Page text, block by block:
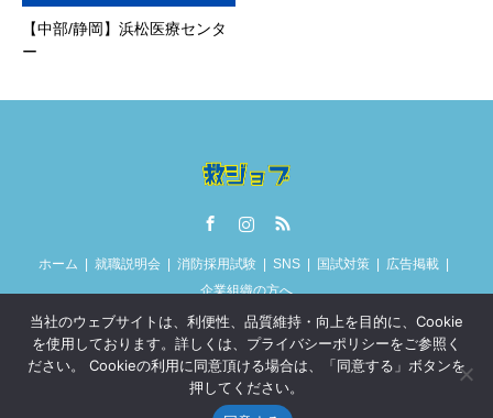
【中部/静岡】浜松医療センタ
ー
ホーム 就職説明会 消防採用試験 SNS 国試対策
広告掲載
企業組織の方へ
©救ジョブ｜救急救命士 就職 転職 求人 採用. All Rights Reserved.
当社のウェブサイトは、利便性、品質維持・向上を目的に、Cookie
を使用しております。詳しくは、プライバシーポリシーをご参照く
ださい。 Cookieの利用に同意頂ける場合は、「同意する」ボタンを
押してください。